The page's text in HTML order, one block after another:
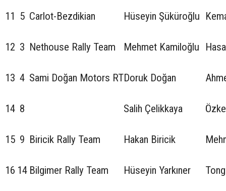
11 5 Carlot-Bezdikian Hüseyin Şüküroğlu
12 3 Nethouse Rally Team Mehmet Kamiloğlu
13 4 Sami Doğan Motors RTDoruk Doğan
14 8 Salih Çelikkaya
15 9 Biricik Rally Team Hakan Biricik
16 14 Bilgimer Rally Team Hüseyin Yarkıner